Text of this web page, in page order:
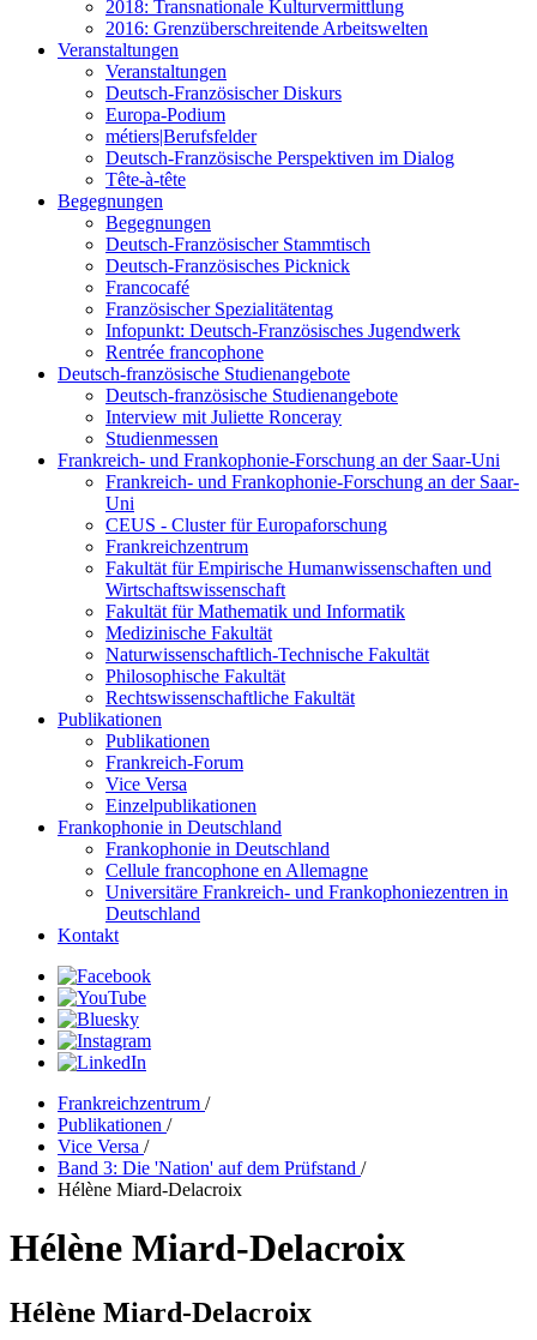
2018: Transnationale Kulturvermittlung
2016: Grenzüberschreitende Arbeitswelten
Veranstaltungen
Veranstaltungen
Deutsch-Französischer Diskurs
Europa-Podium
métiers|Berufsfelder
Deutsch-Französische Perspektiven im Dialog
Tête-à-tête
Begegnungen
Begegnungen
Deutsch-Französischer Stammtisch
Deutsch-Französisches Picknick
Francocafé
Französischer Spezialitätentag
Infopunkt: Deutsch-Französisches Jugendwerk
Rentrée francophone
Deutsch-französische Studienangebote
Deutsch-französische Studienangebote
Interview mit Juliette Ronceray
Studienmessen
Frankreich- und Frankophonie-Forschung an der Saar-Uni
Frankreich- und Frankophonie-Forschung an der Saar-
Uni
CEUS - Cluster für Europaforschung
Frankreichzentrum
Fakultät für Empirische Humanwissenschaften und
Wirtschaftswissenschaft
Fakultät für Mathematik und Informatik
Medizinische Fakultät
Naturwissenschaftlich-Technische Fakultät
Philosophische Fakultät
Rechtswissenschaftliche Fakultät
Publikationen
Publikationen
Frankreich-Forum
Vice Versa
Einzelpublikationen
Frankophonie in Deutschland
Frankophonie in Deutschland
Cellule francophone en Allemagne
Universitäre Frankreich- und Frankophoniezentren in
Deutschland
Kontakt
Frankreichzentrum /
Publikationen /
Vice Versa /
Band 3: Die 'Nation' auf dem Prüfstand /
Hélène Miard-Delacroix
Hélène Miard-Delacroix
Hélène Miard-Delacroix